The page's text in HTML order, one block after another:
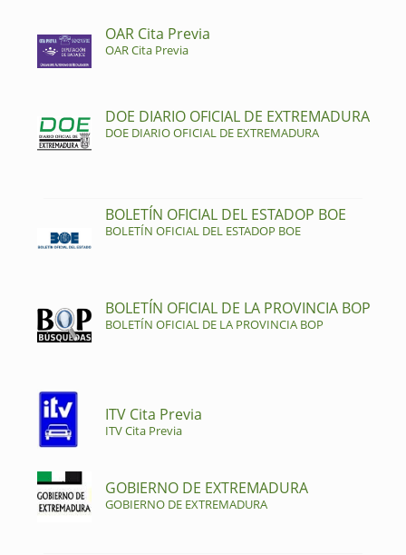
OAR Cita Previa
OAR Cita Previa
DOE DIARIO OFICIAL DE EXTREMADURA
DOE DIARIO OFICIAL DE EXTREMADURA
BOLETÍN OFICIAL DEL ESTADOP BOE
BOLETÍN OFICIAL DEL ESTADOP BOE
BOLETÍN OFICIAL DE LA PROVINCIA BOP
BOLETÍN OFICIAL DE LA PROVINCIA BOP
ITV Cita Previa
ITV Cita Previa
GOBIERNO DE EXTREMADURA
GOBIERNO DE EXTREMADURA